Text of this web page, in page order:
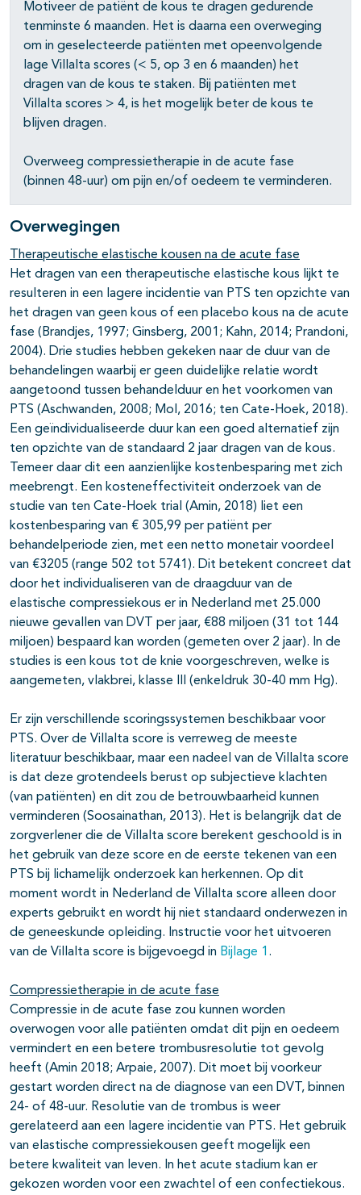
open- en dichtklappen
open- en dichtklappen
open- en dichtklappen
open- en dichtklappen
Motiveer de patiënt de kous te dragen gedurende
tenminste 6 maanden. Het is daarna een overweging
om in geselecteerde patiënten met opeenvolgende
lage Villalta scores (< 5, op 3 en 6 maanden) het
dragen van de kous te staken. Bij patiënten met
Villalta scores > 4, is het mogelijk beter de kous te
blijven dragen.
Overweeg compressietherapie in de acute fase
(binnen 48-uur) om pijn en/of oedeem te verminderen.
Overwegingen
Therapeutische elastische kousen na de acute fase
Het dragen van een therapeutische elastische kous lijkt te
resulteren in een lagere incidentie van PTS ten opzichte van
het dragen van geen kous of een placebo kous na de acute
fase (Brandjes, 1997; Ginsberg, 2001; Kahn, 2014; Prandoni,
2004). Drie studies hebben gekeken naar de duur van de
behandelingen waarbij er geen duidelijke relatie wordt
aangetoond tussen behandelduur en het voorkomen van
PTS (Aschwanden, 2008; Mol, 2016; ten Cate-Hoek, 2018).
Een geïndividualiseerde duur kan een goed alternatief zijn
ten opzichte van de standaard 2 jaar dragen van de kous.
Temeer daar dit een aanzienlijke kostenbesparing met zich
meebrengt. Een kosteneffectiviteit onderzoek van de
studie van ten Cate-Hoek trial (Amin, 2018) liet een
kostenbesparing van € 305,99 per patiënt per
behandelperiode zien, met een netto monetair voordeel
van €3205 (range 502 tot 5741). Dit betekent concreet dat
door het individualiseren van de draagduur van de
elastische compressiekous er in Nederland met 25.000
nieuwe gevallen van DVT per jaar, €88 miljoen (31 tot 144
miljoen) bespaard kan worden (gemeten over 2 jaar). In de
studies is een kous tot de knie voorgeschreven, welke is
aangemeten, vlakbrei, klasse III (enkeldruk 30-40 mm Hg).
Er zijn verschillende scoringssystemen beschikbaar voor
PTS. Over de Villalta score is verreweg de meeste
literatuur beschikbaar, maar een nadeel van de Villalta score
is dat deze grotendeels berust op subjectieve klachten
(van patiënten) en dit zou de betrouwbaarheid kunnen
verminderen (Soosainathan, 2013). Het is belangrijk dat de
zorgverlener die de Villalta score berekent geschoold is in
het gebruik van deze score en de eerste tekenen van een
PTS bij lichamelijk onderzoek kan herkennen. Op dit
moment wordt in Nederland de Villalta score alleen door
experts gebruikt en wordt hij niet standaard onderwezen in
de geneeskunde opleiding. Instructie voor het uitvoeren
van de Villalta score is bijgevoegd in Bijlage 1 .
Compressietherapie in de acute fase
Compressie in de acute fase zou kunnen worden
overwogen voor alle patiënten omdat dit pijn en oedeem
vermindert en een betere trombusresolutie tot gevolg
heeft (Amin 2018; Arpaie, 2007). Dit moet bij voorkeur
gestart worden direct na de diagnose van een DVT, binnen
24- of 48-uur. Resolutie van de trombus is weer
gerelateerd aan een lagere incidentie van PTS. Het gebruik
van elastische compressiekousen geeft mogelijk een
betere kwaliteit van leven. In het acute stadium kan er
gekozen worden voor een zwachtel of een confectiekous.